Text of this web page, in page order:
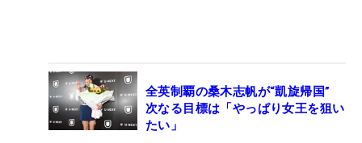
全英制覇の桑木志帆が“凱旋帰国”
次なる目標は「やっぱり女王を狙い
たい」